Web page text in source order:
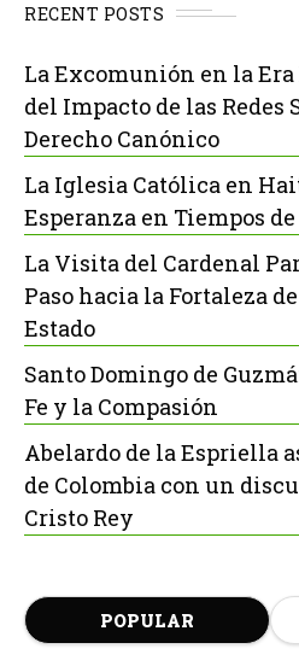
RECENT POSTS
La Excomunión en la
del Impacto de las Redes
Derecho Canónico
La Iglesia Católica en
Esperanza en Tiempos
La Visita del Cardenal
Paso hacia la Fortaleza
Estado
Santo Domingo de
Fe y la Compasión
Abelardo de la Espriella
de Colombia con un
Cristo Rey
POPULAR